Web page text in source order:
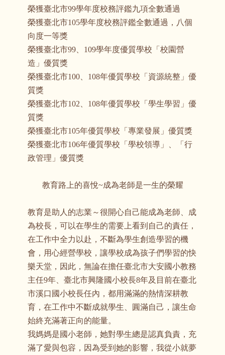
榮獲臺北市99學年度校務評鑑九項全數通過
榮獲臺北市105學年度校務評鑑全數通過，八個
向度一等獎
榮獲臺北市99、109學年度優質學校「校園營
造」優質獎
榮獲臺北市100、108年優質學校「資源統整」優
質獎
榮獲臺北市102、108年優質學校「學生學習」優
質獎
榮獲臺北市105年優質學校「專業發展」優質獎
榮獲臺北市106年優質學校「學校領導」、「行
政管理」優質獎
教育路上的喜悅~成為老師是一生的榮耀
教育是助人的志業～很開心自己能成為老師、成
為校長，可以在學生的需要上看到自己的責任，
在工作中全力以赴，不斷為學生創造學習的機
會，用心經營學校，讓學校成為孩子們學習的快
樂天堂，因此，無論在擔任臺北市大安國小教務
主任9年、臺北市興隆國小校長8年及目前在臺北
市溪口國小校長任內，都用滿滿的熱情深耕教
育，在工作中不斷成就學生、圓滿自己，讓生命
始終充滿著正向的能量。
我媽媽是國小老師，她對學生總是認真負責，充
滿了愛與包容，因為受到她的影響，我從小就夢